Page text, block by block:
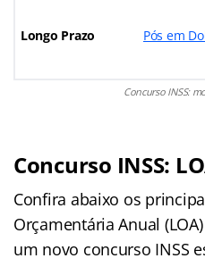
Longo Prazo Pós em
Concurso INSS:
Concurso INSS:
Confira abaixo os
Orçamentária Anual
um novo concurso INSS